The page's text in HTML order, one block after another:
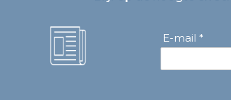
E-mail *